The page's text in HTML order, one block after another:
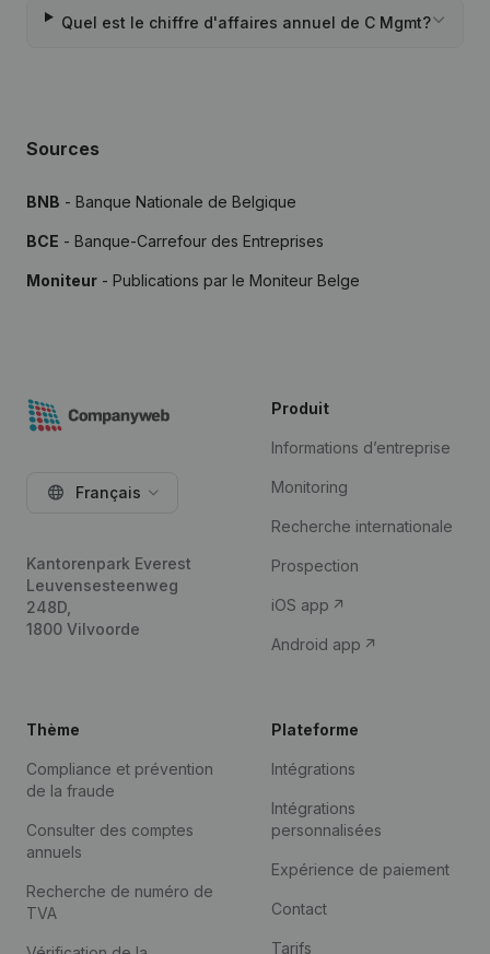
Quel est le chiffre d'affaires annuel de C Mgmt?
Sources
BNB - Banque Nationale de Belgique
BCE - Banque-Carrefour des Entreprises
Moniteur - Publications par le Moniteur Belge
Français
Kantorenpark Everest
Leuvensesteenweg
248D,
1800 Vilvoorde
Produit
Informations d’entreprise
Monitoring
Recherche internationale
Prospection
iOS app
Android app
Thème
Compliance et prévention
de la fraude
Consulter des comptes
annuels
Recherche de numéro de
TVA
Plateforme
Intégrations
Intégrations
personnalisées
Expérience de paiement
Contact
Tarifs